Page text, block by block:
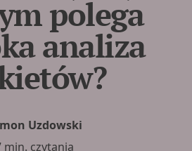
polega
analiza
Uzdowski
min. czytania